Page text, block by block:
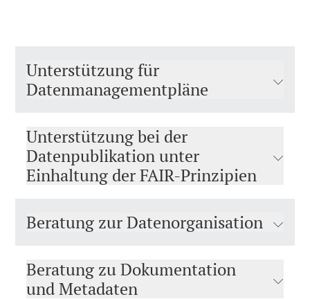
Unterstützung für
Datenmanagementpläne
Unterstützung bei der
Datenpublikation unter
Einhaltung der FAIR-Prinzipien
Beratung zur Datenorganisation
Beratung zu Dokumentation
und Metadaten